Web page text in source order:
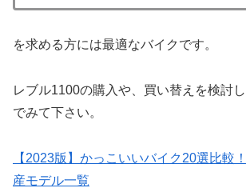
を求める方には最適なバイクです。
レブル1100の購入や、買い替えを検討
でみて下さい。
【2023版】かっこいいバイク20選比較
産モデル一覧